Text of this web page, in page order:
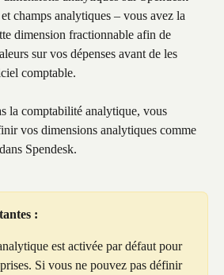
champs analytiques – vous avez la
dimension fractionnable afin de
sur vos dépenses avant de les
comptable.
la comptabilité analytique, vous
vos dimensions analytiques comme
Spendesk.
:
est activée par défaut pour
Si vous ne pouvez pas définir